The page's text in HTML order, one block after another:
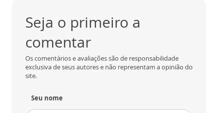
Seja o primeiro a
comentar
Os comentários e avaliações são de responsabilidade
exclusiva de seus autores e não representam a opinião do
site.
Seu nome